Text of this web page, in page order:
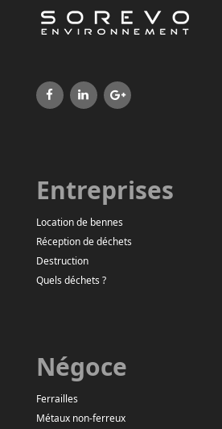
Entreprises
Location de bennes
Réception de déchets
Destruction
Quels déchets ?
Négoce
Ferrailles
Métaux non-ferreux